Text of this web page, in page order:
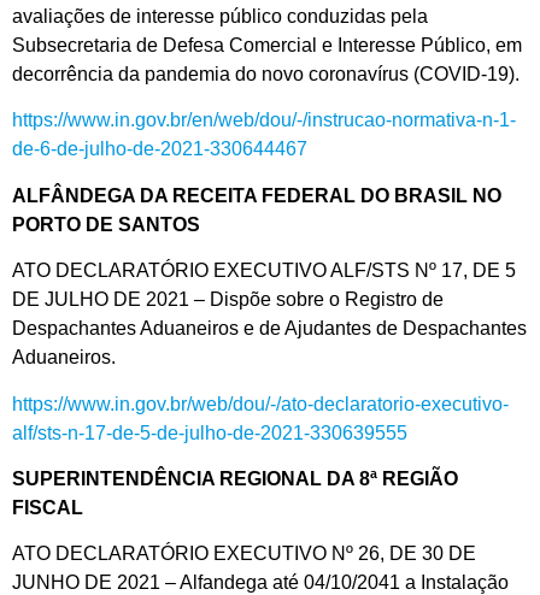
avaliações de interesse público conduzidas pela
Subsecretaria de Defesa Comercial e Interesse Público, em
decorrência da pandemia do novo coronavírus (COVID-19).
https://www.in.gov.br/en/web/dou/-/instrucao-normativa-n-1-
de-6-de-julho-de-2021-330644467
ALFÂNDEGA DA RECEITA FEDERAL DO BRASIL NO
PORTO DE SANTOS
ATO DECLARATÓRIO EXECUTIVO ALF/STS Nº 17, DE 5
DE JULHO DE 2021 – Dispõe sobre o Registro de
Despachantes Aduaneiros e de Ajudantes de Despachantes
Aduaneiros.
https://www.in.gov.br/web/dou/-/ato-declaratorio-executivo-
alf/sts-n-17-de-5-de-julho-de-2021-330639555
SUPERINTENDÊNCIA REGIONAL DA 8ª REGIÃO
FISCAL
ATO DECLARATÓRIO EXECUTIVO Nº 26, DE 30 DE
JUNHO DE 2021 – Alfandega até 04/10/2041 a Instalação